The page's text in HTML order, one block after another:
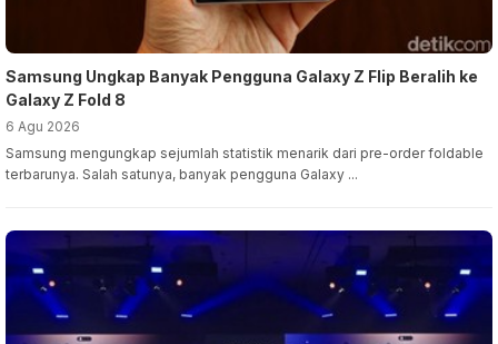
Samsung Ungkap Banyak Pengguna Galaxy Z Flip Beralih ke
Galaxy Z Fold 8
6 Agu 2026
Samsung mengungkap sejumlah statistik menarik dari pre-order foldable
terbarunya. Salah satunya, banyak pengguna Galaxy ...